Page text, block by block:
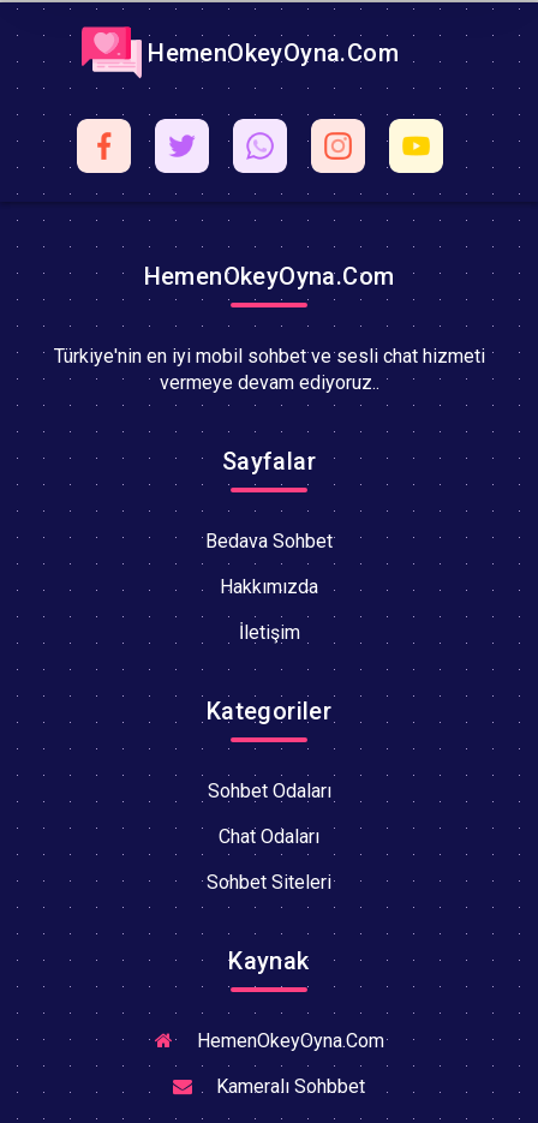
HemenOkeyOyna.Com
HemenOkeyOyna.Com
Türkiye'nin en iyi mobil sohbet ve sesli chat hizmeti
vermeye devam ediyoruz..
Sayfalar
Bedava Sohbet
Hakkımızda
İletişim
Kategoriler
Sohbet Odaları
Chat Odaları
Sohbet Siteleri
Kaynak
HemenOkeyOyna.Com
Kameralı Sohbbet